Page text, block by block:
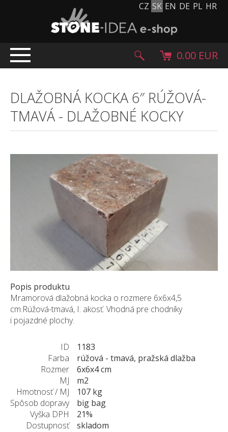
CZ SK EN DE PL HR
PRODUKTY
Kamenný koberec
Kamenné dlažby a obklady
Doplnkový sortiment
Výrobky z kameňa
Kamenné bloky
Creative Floor
ZÁKAZKY NA MIERU
NOVINKY
SHOWROOM
KONTAKT
0.00 EUR
DLAŽOBNÁ KOCKA 6″ RÚŽOVÁ-
TMAVÁ - DLAŽOBNÉ KOCKY
Popis produktu
Mramorová dlažobná kocka o rozmere 6x6x4,5
cm.Rúžová-tmavá, I. akosť. Vhodná pre chodníky
i pojazdné plochy.
ID
1183
Farba
rúžová - tmavá, pražská dlažba
Rozmer
6x6x4 cm
MJ
m2
Hmotnosť / MJ
107 kg
Spôsob dopravy
big bag
Vyška DPH
21%
Dostupnosť
skladom